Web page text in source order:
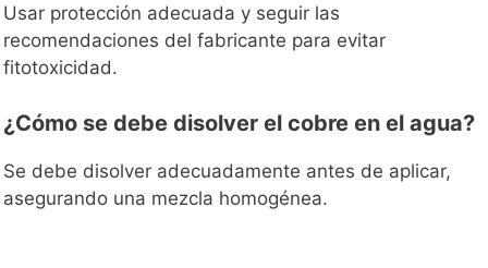
Usar protección adecuada y seguir las
recomendaciones del fabricante para evitar
fitotoxicidad.
¿Cómo se debe disolver el cobre en el agua?
Se debe disolver adecuadamente antes de aplicar,
asegurando una mezcla homogénea.